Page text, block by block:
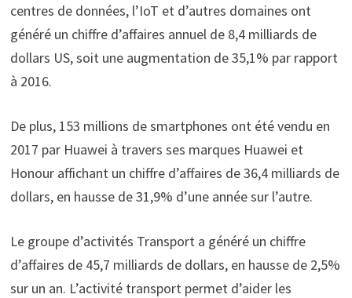
centres de données, l’IoT et d’autres domaines ont
généré un chiffre d’affaires annuel de 8,4 milliards de
dollars US, soit une augmentation de 35,1% par rapport
à 2016.
De plus, 153 millions de smartphones ont été vendu en
2017 par Huawei à travers ses marques Huawei et
Honour affichant un chiffre d’affaires de 36,4 milliards de
dollars, en hausse de 31,9% d’une année sur l’autre.
Le groupe d’activités Transport a généré un chiffre
d’affaires de 45,7 milliards de dollars, en hausse de 2,5%
sur un an. L’activité transport permet d’aider les